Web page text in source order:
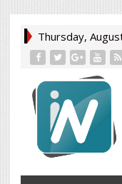
Thursday,